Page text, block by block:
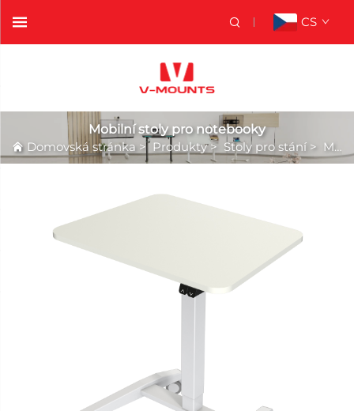
CS
Mobilní stoly pro notebooky
Domovská stránka> Produkty> Stoly pro stání > Mobilní stoly pro notebooky